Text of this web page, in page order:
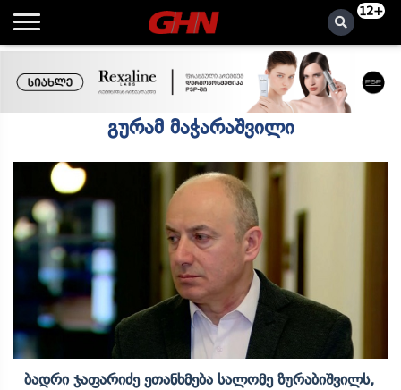
12+
გურამ მაჭარაშვილი
Ბადრი Ჯაფარიძე Ეთანხმება Სალომე Ზურაბიშვილს,